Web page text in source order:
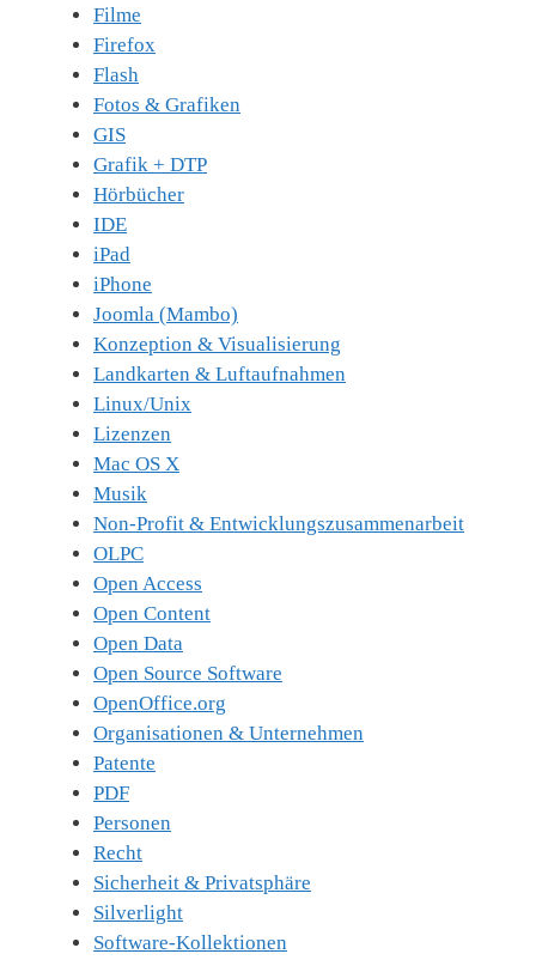
Filme
Firefox
Flash
Fotos & Grafiken
GIS
Grafik + DTP
Hörbücher
IDE
iPad
iPhone
Joomla (Mambo)
Konzeption & Visualisierung
Landkarten & Luftaufnahmen
Linux/Unix
Lizenzen
Mac OS X
Musik
Non-Profit & Entwicklungszusammenarbeit
OLPC
Open Access
Open Content
Open Data
Open Source Software
OpenOffice.org
Organisationen & Unternehmen
Patente
PDF
Personen
Recht
Sicherheit & Privatsphäre
Silverlight
Software-Kollektionen